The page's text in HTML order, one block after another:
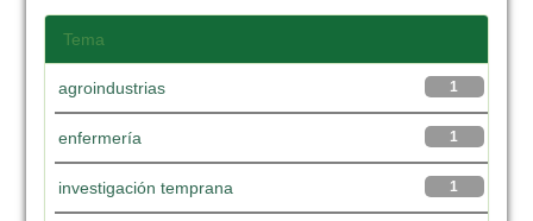
Tema
1
agroindustrias
1
enfermería
1
investigación temprana